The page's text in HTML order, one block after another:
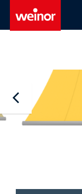
Skip to main content